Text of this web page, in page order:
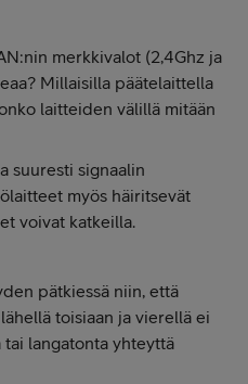
merkkivalot (2,4Ghz ja
Millaisilla päätelaittella
laitteiden välillä mitään
suuresti signaalin
myös häiritsevät
voivat katkeilla.
pätkiessä niin, että
toisiaan ja vierellä ei
langatonta yhteyttä